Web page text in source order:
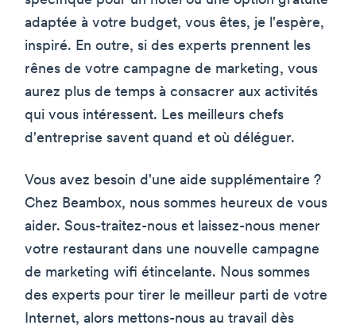
adaptée à votre budget, vous êtes, je l'espère,
inspiré. En outre, si des experts prennent les
rênes de votre campagne de marketing, vous
aurez plus de temps à consacrer aux activités
qui vous intéressent. Les meilleurs chefs
d'entreprise savent quand et où déléguer.
Vous avez besoin d'une aide supplémentaire ?
Chez Beambox, nous sommes heureux de vous
aider. Sous-traitez-nous et laissez-nous mener
votre restaurant dans une nouvelle campagne
de marketing wifi étincelante. Nous sommes
des experts pour tirer le meilleur parti de votre
Internet, alors mettons-nous au travail dès